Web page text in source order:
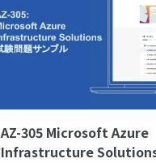
AZ-305 Microsoft Azure
Infrastructure Solutions